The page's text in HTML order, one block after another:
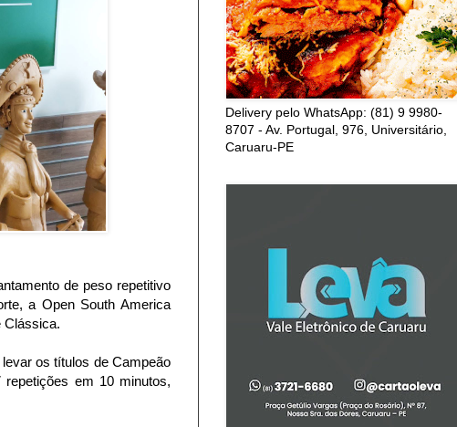
de peso repetitivo
a Open South America
Clássica.
os títulos de Campeão
em 10 minutos,
Delivery pelo WhatsApp: (81) 9 9980-
8707 - Av. Portugal, 976, Universitário,
Caruaru-PE